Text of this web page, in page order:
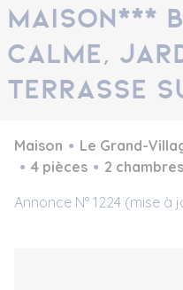
Maison***
calme,
terrasse
Maison Le Grand-
4 pièces
2 chambres
Annonce N° 1224 (mise